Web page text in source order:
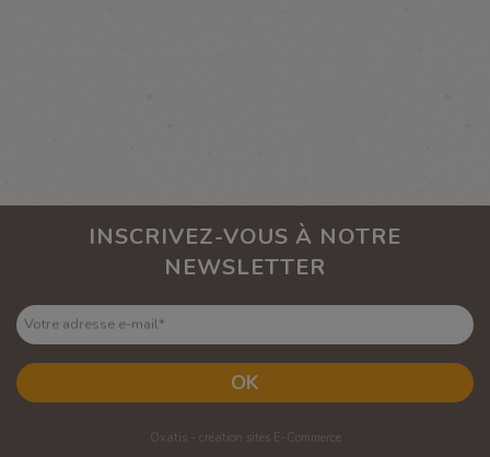
INSCRIVEZ-VOUS À NOTRE
NEWSLETTER
Votre adresse e-mail*
OK
Oxatis - création sites E-Commerce